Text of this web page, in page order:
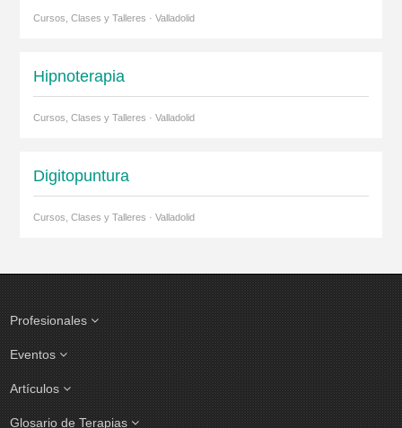
Cursos, Clases y Talleres · Valladolid
Hipnoterapia
Cursos, Clases y Talleres · Valladolid
Digitopuntura
Cursos, Clases y Talleres · Valladolid
Profesionales
Eventos
Artículos
Glosario de Terapias